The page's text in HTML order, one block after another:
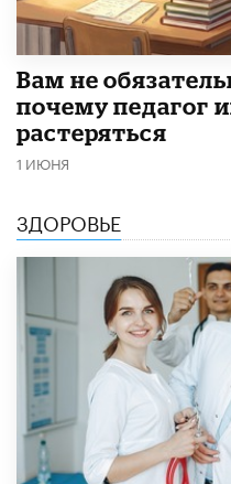
​Вам не
почему педагог
растеряться
1 ИЮНЯ
ЗДОРОВЬЕ